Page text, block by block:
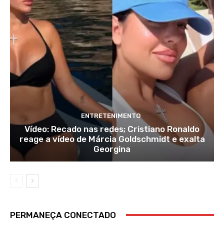
ENTRETENIMENTO
Vídeo: Recado nas redes; Cristiano Ronaldo
reage a vídeo de Márcia Goldschmidt e exalta
Georgina
PERMANEÇA CONECTADO